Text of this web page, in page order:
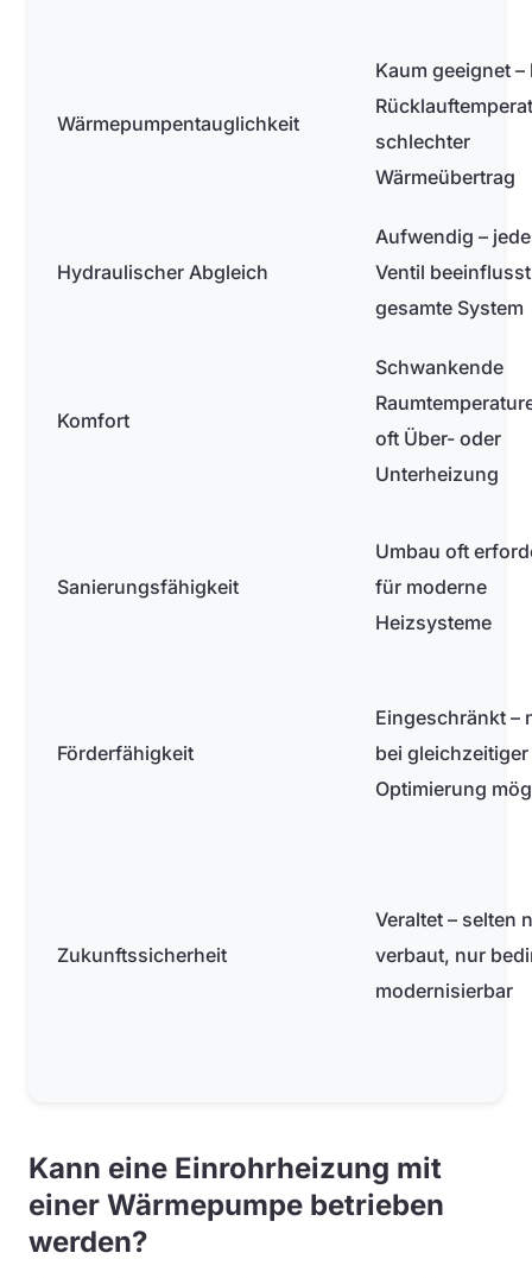
Wärmepumpentauglichkeit
Kaum geeignet –
schlechter
Wärmeübertrag
Hydraulischer Abgleich
Aufwendig –
Ventil
gesamte System
Komfort
Schwankende
oft Über- oder
Unterheizung
Sanierungsfähigkeit
Umbau oft
für moderne
Heizsysteme
Förderfähigkeit
Eingeschränkt –
bei gleichzeitiger
Optimierung
Zukunftssicherheit
Veraltet – selten
verbaut, nur
modernisierbar
Kann eine Einrohrheizung mit
einer Wärmepumpe betrieben
werden?